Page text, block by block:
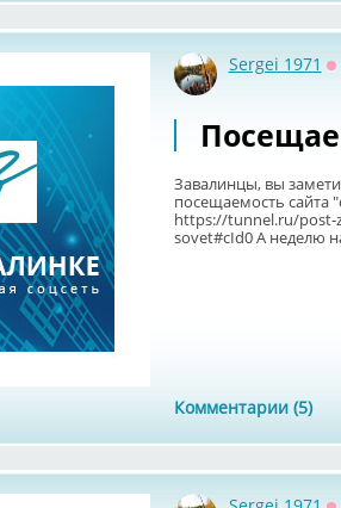
Sergei 1971
Завалинцы, вы
посещаемость сайта
https://tunnel.ru/post-
sovet#cId0 А неделю
Комментарии (5)